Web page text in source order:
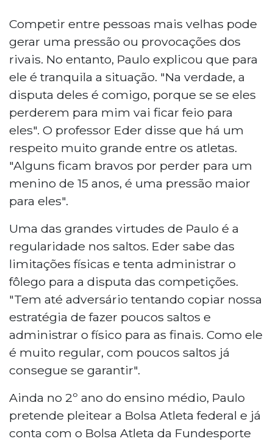
Competir entre pessoas mais velhas pode
gerar uma pressão ou provocações dos
rivais. No entanto, Paulo explicou que para
ele é tranquila a situação. "Na verdade, a
disputa deles é comigo, porque se se eles
perderem para mim vai ficar feio para
eles". O professor Eder disse que há um
respeito muito grande entre os atletas.
"Alguns ficam bravos por perder para um
menino de 15 anos, é uma pressão maior
para eles".
Uma das grandes virtudes de Paulo é a
regularidade nos saltos. Eder sabe das
limitações físicas e tenta administrar o
fôlego para a disputa das competições.
"Tem até adversário tentando copiar nossa
estratégia de fazer poucos saltos e
administrar o físico para as finais. Como ele
é muito regular, com poucos saltos já
consegue se garantir".
Ainda no 2º ano do ensino médio, Paulo
pretende pleitear a Bolsa Atleta federal e já
conta com o Bolsa Atleta da Fundesporte